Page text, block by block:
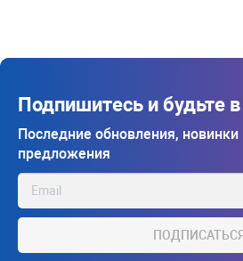
Подпишитесь и будьте в
Последние обновления,
предложения
ПОДПИСАТЬСЯ